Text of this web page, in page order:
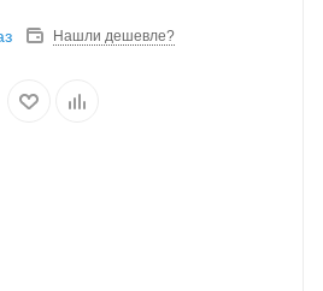
Нашли дешевле?